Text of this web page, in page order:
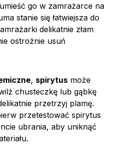
go w zamrażarce na
stanie się łatwiejsza do
delikatnie złam
ostrożnie usuń
, spirytus może
chusteczkę lub gąbkę
przetrzyj plamę.
przetestować spirytus
ubrania, aby uniknąć